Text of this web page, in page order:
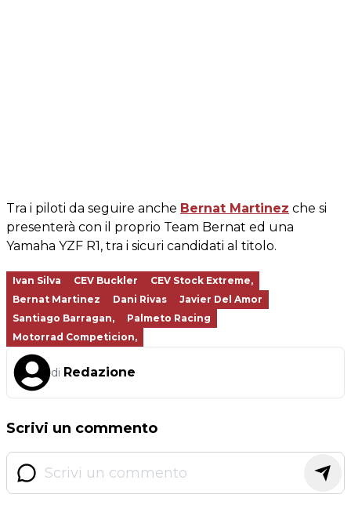
Tra i piloti da seguire anche Bernat Martinez che si
presenterà con il proprio Team Bernat ed una
Yamaha YZF R1, tra i sicuri candidati al titolo.
Ivan Silva CEV Buckler
CEV Stock Extreme,
Bernat Martinez
Dani Rivas
Javier Del Amor
Santiago Barragan,
Palmeto Racing
Motorrad Competicion,
di Redazione
Scrivi un commento